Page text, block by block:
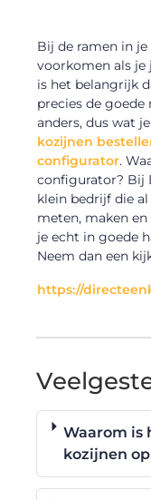
Bij de ramen in
voorkomen als je
is het belangrijk
precies de goede
anders, dus wat
kozijnen
configurator.
configurator? Bij
klein bedrijf die
meten, maken
je echt in goede
Neem dan een
https://
Waarom is
kozijnen